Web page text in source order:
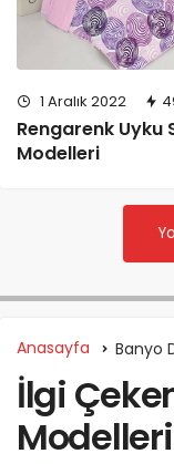
1 Aralık 2022
Rengarenk Uyku
Modelleri
Anasayfa Banyo
İlgi
Modelleri